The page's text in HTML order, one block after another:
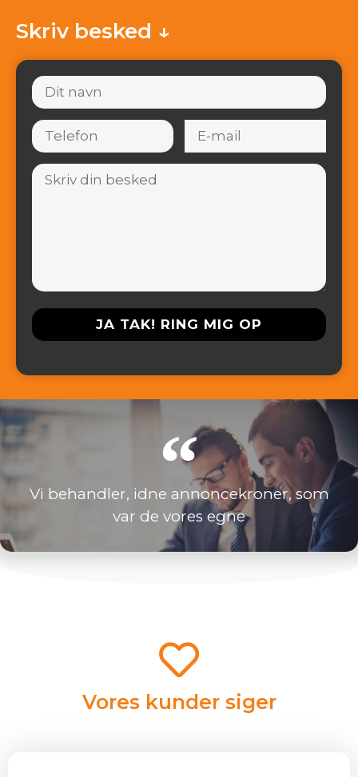
Skriv besked ↓
Vi behandler, idne annoncekroner, som
var de vores egne
Vores kunder siger